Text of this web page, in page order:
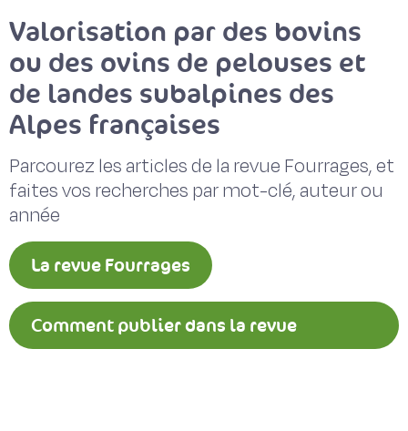
Valorisation par des bovins
ou des ovins de pelouses et
de landes subalpines des
Alpes françaises
Parcourez les articles de la revue Fourrages, et
faites vos recherches par mot-clé, auteur ou
année
La revue Fourrages
Comment publier dans la revue